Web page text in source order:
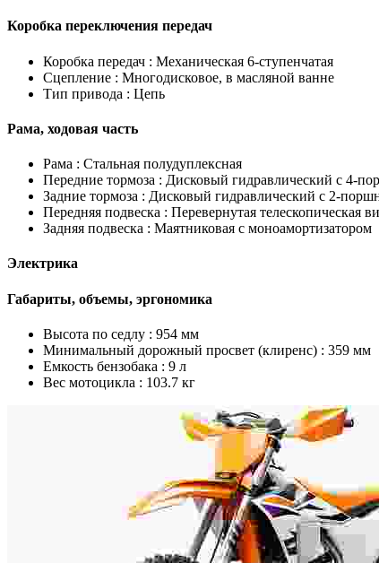
Коробка переключения передач
Коробка передач : Механическая 6-ступенчатая
Сцепление : Многодисковое, в масляной ванне
Тип привода : Цепь
Рама, ходовая часть
Рама : Стальная полудуплексная
Передние тормоза : Дисковый гидравлический с 4-
Задние тормоза : Дисковый гидравлический с 2-
Передняя подвеска : Перевернутая телескопическая
Задняя подвеска : Маятниковая с моноамортизатором
Электрика
Габариты, объемы, эргономика
Высота по седлу : 954 мм
Минимальный дорожный просвет (клиренс) : 359 мм
Емкость бензобака : 9 л
Вес мотоцикла : 103.7 кг